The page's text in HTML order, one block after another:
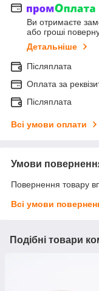
Ви отримаєте
або гроші
Детальніше
Післяплата
Оплата за
Післяплата
Всі умови оплати
Умови
Повернення товару
Всі умови
Подібні товари